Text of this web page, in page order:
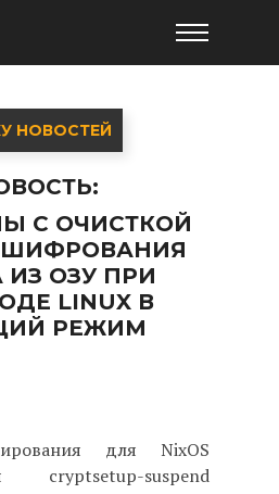
НОВОСТЕЙ
С ОЧИСТКОЙ
ИЗ ОЗУ ПРИ
LINUX В
РЕЖИМ
для NixOS
cryptsetup-suspend